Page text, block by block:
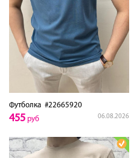
Футболка #22665920
06.08.2026
455 руб